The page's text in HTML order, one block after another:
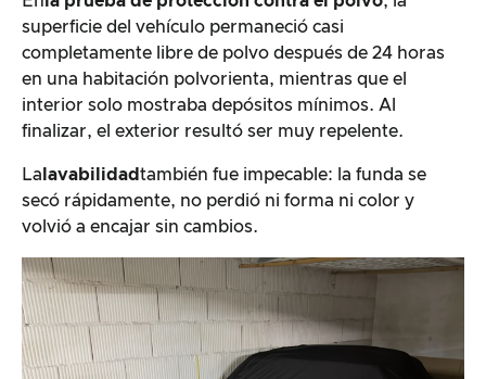
superficie del vehículo permaneció casi
completamente libre de polvo después de 24 horas
en una habitación polvorienta, mientras que el
interior solo mostraba depósitos mínimos. Al
finalizar, el exterior resultó ser muy repelente.
La lavabilidadtambién fue impecable: la funda se
secó rápidamente, no perdió ni forma ni color y
volvió a encajar sin cambios.